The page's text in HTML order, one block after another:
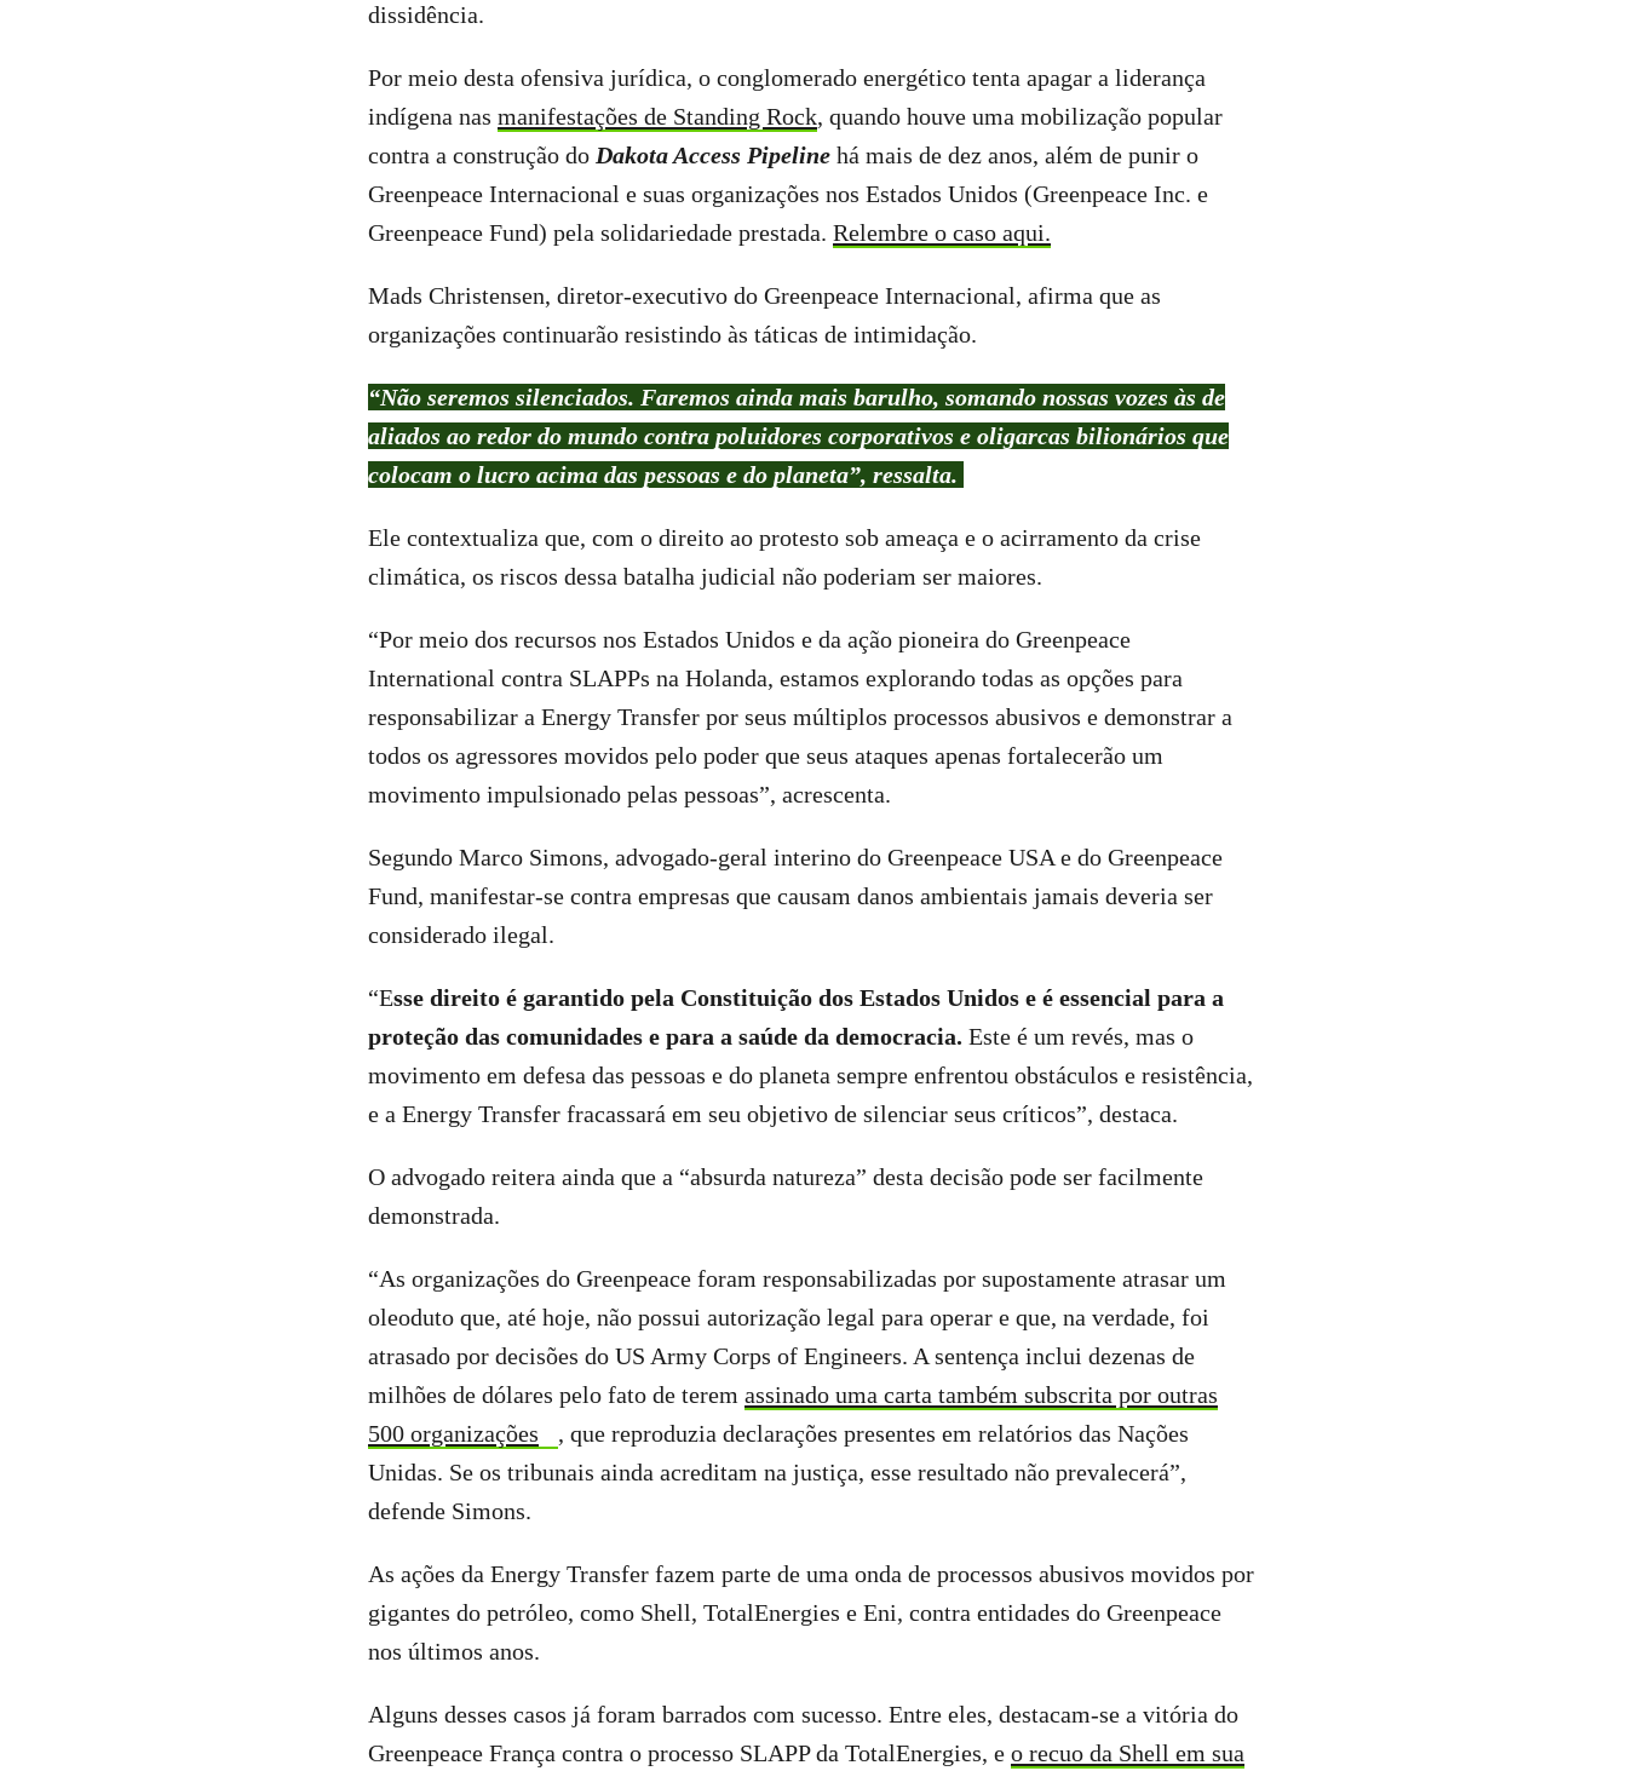
dissidência.
Por meio desta ofensiva jurídica, o conglomerado energético tenta apagar a liderança
indígena nas manifestações de Standing Rock, quando houve uma mobilização popular
contra a construção do Dakota Access Pipeline há mais de dez anos, além de punir o
Greenpeace Internacional e suas organizações nos Estados Unidos (Greenpeace Inc. e
Greenpeace Fund) pela solidariedade prestada. Relembre o caso aqui.
Mads Christensen, diretor-executivo do Greenpeace Internacional, afirma que as
organizações continuarão resistindo às táticas de intimidação.
“Não seremos silenciados. Faremos ainda mais barulho, somando nossas vozes às de
aliados ao redor do mundo contra poluidores corporativos e oligarcas bilionários que
colocam o lucro acima das pessoas e do planeta”, ressalta.
Ele contextualiza que, com o direito ao protesto sob ameaça e o acirramento da crise
climática, os riscos dessa batalha judicial não poderiam ser maiores.
“Por meio dos recursos nos Estados Unidos e da ação pioneira do Greenpeace
International contra SLAPPs na Holanda, estamos explorando todas as opções para
responsabilizar a Energy Transfer por seus múltiplos processos abusivos e demonstrar a
todos os agressores movidos pelo poder que seus ataques apenas fortalecerão um
movimento impulsionado pelas pessoas”, acrescenta.
Segundo Marco Simons, advogado-geral interino do Greenpeace USA e do Greenpeace
Fund, manifestar-se contra empresas que causam danos ambientais jamais deveria ser
considerado ilegal.
“Esse direito é garantido pela Constituição dos Estados Unidos e é essencial para a
proteção das comunidades e para a saúde da democracia. Este é um revés, mas o
movimento em defesa das pessoas e do planeta sempre enfrentou obstáculos e resistência,
e a Energy Transfer fracassará em seu objetivo de silenciar seus críticos”, destaca.
O advogado reitera ainda que a “absurda natureza” desta decisão pode ser facilmente
demonstrada.
“As organizações do Greenpeace foram responsabilizadas por supostamente atrasar um
oleoduto que, até hoje, não possui autorização legal para operar e que, na verdade, foi
atrasado por decisões do US Army Corps of Engineers. A sentença inclui dezenas de
milhões de dólares pelo fato de terem assinado uma carta também subscrita por outras
500 organizações
, que reproduzia declarações presentes em relatórios das Nações
Unidas. Se os tribunais ainda acreditam na justiça, esse resultado não prevalecerá”,
defende Simons.
As ações da Energy Transfer fazem parte de uma onda de processos abusivos movidos por
gigantes do petróleo, como Shell, TotalEnergies e Eni, contra entidades do Greenpeace
nos últimos anos.
Alguns desses casos já foram barrados com sucesso. Entre eles, destacam-se a vitória do
Greenpeace França contra o processo SLAPP da TotalEnergies, e o recuo da Shell em sua